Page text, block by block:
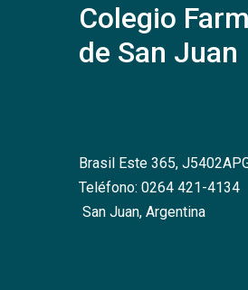
Colegio
de San Juan
Brasil Este 365,
Teléfono: 0264 421-4134
San Juan, Argentina